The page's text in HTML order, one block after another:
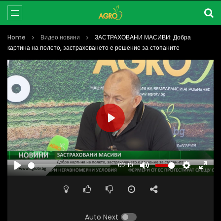
Home Видео новини
ЗАСТРАХОВАНИ МАСИВИ: Добра
картина на полето, застраховането е решение за стопаните
PLAY
-02:10
MUTE SETTINGS
PLAY
Auto Next